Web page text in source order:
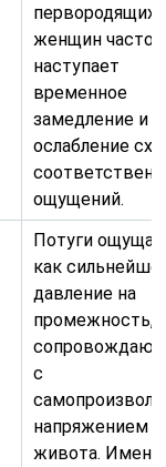
первородящих
женщин часто
наступает
временное
замедление и
ослабление
ощущений.
Потуги
как
давление на
промежность,
с
напряжением
живота.